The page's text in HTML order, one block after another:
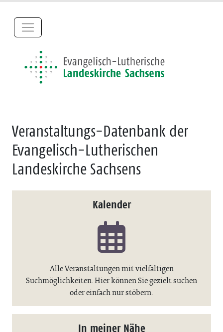
Veranstaltungs-Datenbank der
Evangelisch-Lutherischen
Landeskirche Sachsens
Kalender
Alle Veranstaltungen mit vielfältigen
Suchmöglichkeiten. Hier können Sie gezielt suchen
oder einfach nur stöbern.
In meiner Nähe